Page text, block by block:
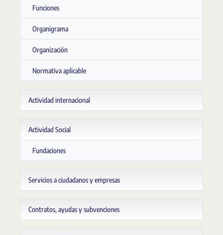
Funciones
Organigrama
Organización
Normativa aplicable
Actividad internacional
Actividad Social
Fundaciones
Servicios a ciudadanos y empresas
Contratos, ayudas y subvenciones